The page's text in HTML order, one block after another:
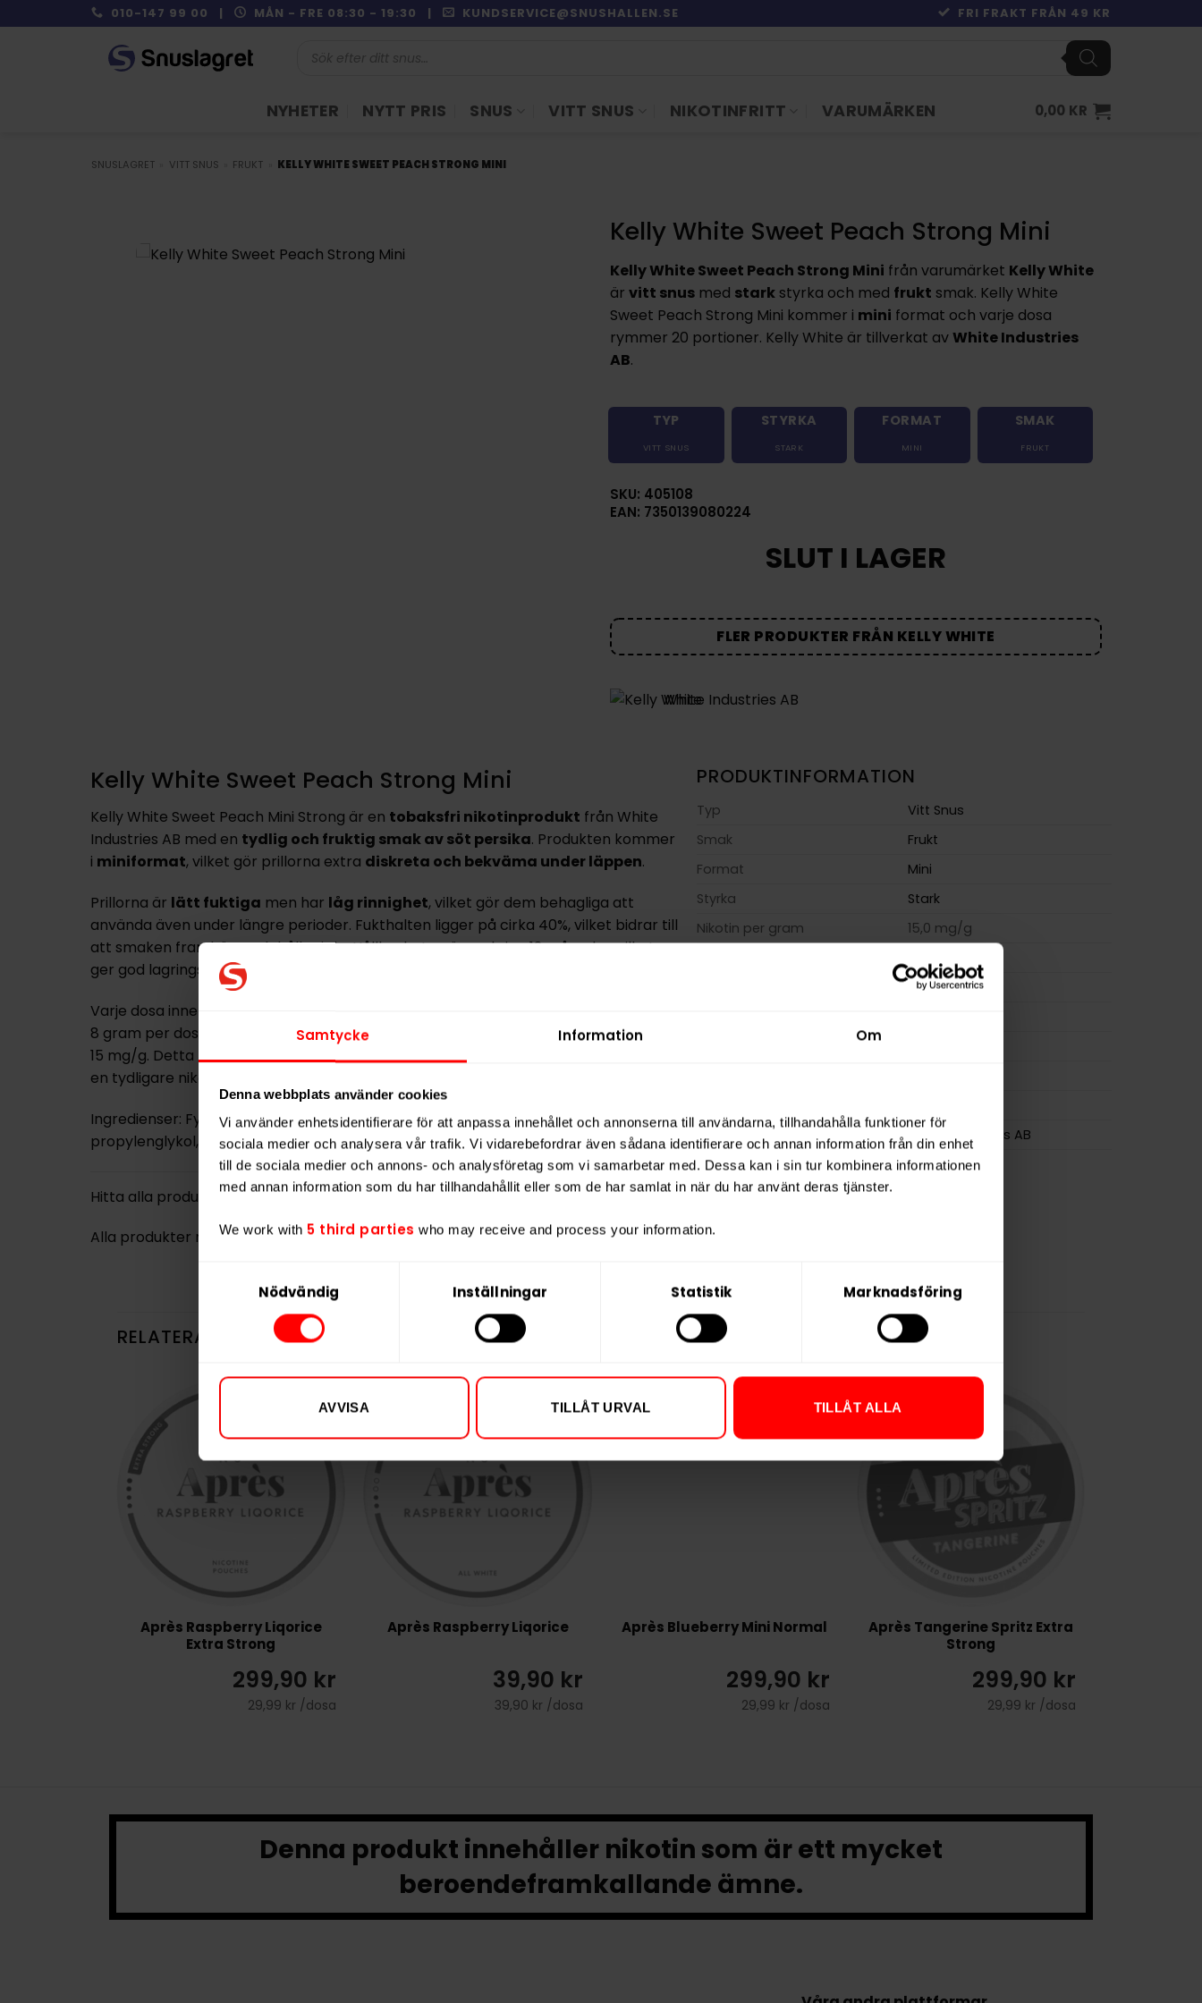
Samtycke Information Om
Denna webbplats använder cookies
Vi använder enhetsidentifierare för att anpassa innehållet och annonserna till användarna, tillhandahålla funktioner för
sociala medier och analysera vår trafik. Vi vidarebefordrar även sådana identifierare och annan information från din enhet
till de sociala medier och annons- och analysföretag som vi samarbetar med. Dessa kan i sin tur kombinera informationen
med annan information som du har tillhandahållit eller som de har samlat in när du har använt deras tjänster.
We work with 5 third parties who may receive and process your information.
Nödvändig Inställningar Statistik Marknadsföring
AVVISA TILLÅT URVAL TILLÅT ALLA
to
010-147 99 00 | MÅN - FRE 08:30 - 19:30 | KUNDSERVICE@SNUSHALLEN.SE FRI FRAKT FRÅN 49 KR
NYHETER NYTT PRIS SNUS VITT SNUS NIKOTINFRITT VARUMÄRKEN 0,00 KR
SNUSLAGRET VITT SNUS FRUKT KELLY WHITE SWEET PEACH STRONG MINI
Kelly White Sweet Peach Strong Mini
Kelly White Sweet Peach Strong Mini från varumärket Kelly White
är vitt snus med stark styrka och med frukt smak. Kelly White
Sweet Peach Strong Mini kommer i mini format och varje dosa
rymmer 20 portioner. Kelly White är tillverkat avWhite Industries
AB.
TYP
VITT SNUS
STYRKA
STARK
FORMAT
MINI
SMAK
FRUKT
SKU: 405108
EAN: 7350139080224
SLUT I LAGER
FLER PRODUKTER FRÅN KELLY WHITE
White Industries AB
Kelly White Sweet Peach Strong Mini
Kelly White Sweet Peach Mini Strong är en tobaksfri nikotinprodukt från White
Industries AB med en tydlig och fruktig smak avsöt persika. Produkten kommer
i miniformat, vilket gör prillorna extra diskreta och bekväma under läppen.
Prillorna är lätt fuktiga men har låg rinnighet, vilket gör dem behagliga att
använda även under längre perioder. Fukthalten ligger på cirka 40%, vilket bidrar till
att smaken framhävs och håller i sig. Hållbarheten är omkring 12 månader, vilket
ger god lagringstid.
Varje dosa innehåller 20 prillor. Varje prilla väger 0,4 gram, vilket ger en totalvikt på
8 gram per dosa. Nikotinstyrkan är klassificerad som
, med en nikotinhalt på
15 mg/g. Detta motsvarar 6 mg nikotin per prilla och passar användare som söker
en tydligare nikotineffekt
Ingredienser: Fyllnadsmedel, vatten, salt (NaCl), natriumkarbonat, nikotin, aromer,
propylenglykol, xylitol, sukralos, Ace-K.
Hitta alla produkter frånKelly White
Alla produkter med smakenFrukt
PRODUKTINFORMATION
Typ
Vitt Snus
Smak
Frukt
Format
Mini
Styrka
Stark
Nikotin per gram
15,0 mg/g
120 mg
Tillverkare
White Industries AB
RELATERADE PRODUKTER
Après Raspberry Liqorice
Extra Strong
299,90 kr
29,99 kr /dosa
Après Raspberry Liqorice
39,90 kr
39,90 kr /dosa
Après Blueberry Mini Normal
299,90 kr
29,99 kr /dosa
Après Tangerine Spritz Extra
Strong
299,90 kr
29,99 kr /dosa
Denna produkt innehåller nikotin som är ett mycket
beroendeframkallande ämne.